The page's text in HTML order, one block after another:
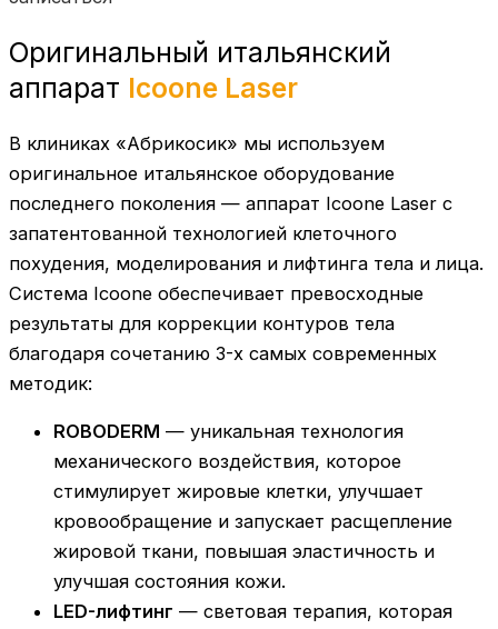
Оригинальный итальянский
аппарат Icoone Laser
В клиниках «Абрикосик» мы используем
оригинальное итальянское оборудование
последнего поколения — аппарат Icoone Laser с
запатентованной технологией клеточного
похудения, моделирования и лифтинга тела и лица.
Система Icoone обеспечивает превосходные
результаты для коррекции контуров тела
благодаря сочетанию 3-х самых современных
методик:
ROBODERM — уникальная технология
механического воздействия, которое
стимулирует жировые клетки, улучшает
кровообращение и запускает расщепление
жировой ткани, повышая эластичность и
улучшая состояния кожи.​
LED-лифтинг — световая терапия, которая